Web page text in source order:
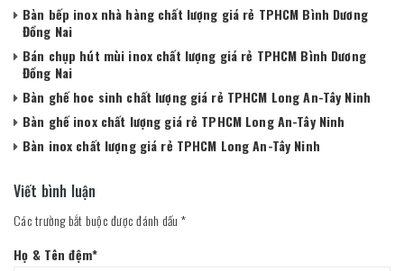
Bàn bếp inox nhà hàng chất lượng giá rẻ TPHCM Bình Dương
Đồng Nai
Bán chụp hút mùi inox chất lượng giá rẻ TPHCM Bình Dương
Đồng Nai
Bàn ghế hoc sinh chất lượng giá rẻ TPHCM Long An-Tây Ninh
Bàn ghế inox chất lượng giá rẻ TPHCM Long An-Tây Ninh
Bàn inox chất lượng giá rẻ TPHCM Long An-Tây Ninh
Viết bình luận
Các trường bắt buộc được đánh dấu *
Họ & Tên đệm*